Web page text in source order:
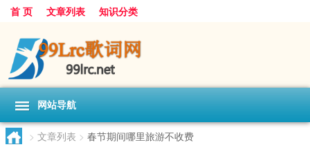
首 页 文章列表 知识分类
网站导航
> 文章列表 > 春节期间哪里旅游不收费